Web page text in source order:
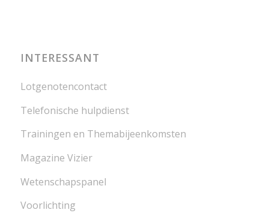
INTERESSANT
Lotgenotencontact
Telefonische hulpdienst
Trainingen en Themabijeenkomsten
Magazine Vizier
Wetenschapspanel
Voorlichting